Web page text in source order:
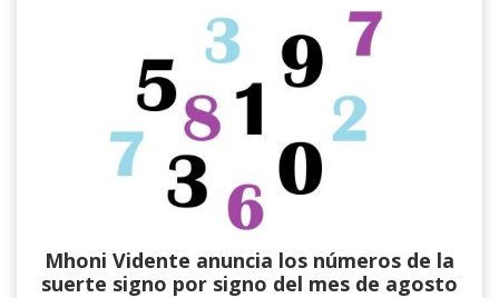
Mhoni Vidente anuncia los números de la
suerte signo por signo del mes de agosto